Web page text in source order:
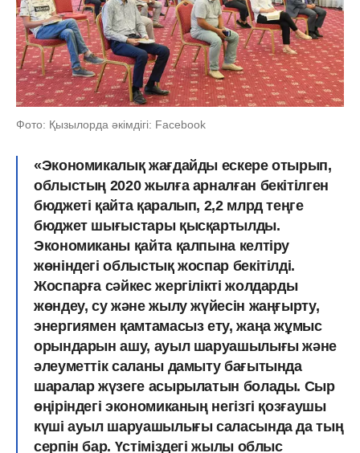
Фото: Қызылорда әкімдігі: Facebook
«Экономикалық жағдайды ескере отырып,
облыстың 2020 жылға арналған бекітілген
бюджеті қайта қаралып, 2,2 млрд теңге
бюджет шығыстары қысқартылды.
Экономиканы қайта қалпына келтіру
жөніндегі облыстық жоспар бекітілді.
Жоспарға сәйкес жергілікті жолдарды
жөндеу, су және жылу жүйесін жаңғырту,
энергиямен қамтамасыз ету, жаңа жұмыс
орындарын ашу, ауыл шаруашылығы және
әлеуметтік саланы дамыту бағытында
шаралар жүзеге асырылатын болады. Сыр
өңіріндегі экономиканың негізгі қозғаушы
күші ауыл шаруашылығы саласында да тың
серпін бар. Үстіміздегі жылы облыс